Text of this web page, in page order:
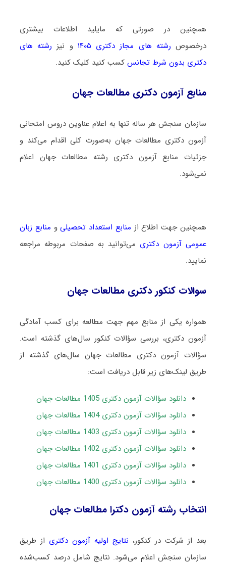
همچنین در صورتی که مایلید اطلاعات بیشتری
درخصوص رشته های مجاز دکتری ۱۴۰۵ و نیز رشته های
دکتری بدون شرط تجانس کسب کنید کلیک کنید.
منابع آزمون دکتری مطالعات جهان
سازمان سنجش هر ساله تنها به اعلام عناوین دروس امتحانی
آزمون دکتری مطالعات جهان به‌صورت کلی اقدام می‌کند و
جزئیات منابع آزمون دکتری رشته مطالعات جهان اعلام
نمی‌شود.
همچنین جهت اطلاع از منابع استعداد تحصیلیو منابع زبان
عمومی آزمون دکتری می‌توانید به صفحات مربوطه مراجعه
نمایید.
سوالات کنکور دکتری مطالعات جهان
همواره یکی از منابع مهم جهت مطالعه برای کسب آمادگی
آزمون دکتری، بررسی سؤالات کنکور سال‌های گذشته است.
سؤالات آزمون دکتری مطالعات جهان سال‌های گذشته از
طریق لینک‌های زیر قابل دریافت است:
دانلود سؤالات آزمون دکتری 1405 مطالعات جهان
دانلود سؤالات آزمون دکتری 1404 مطالعات جهان
دانلود سؤالات آزمون دکتری 1403 مطالعات جهان
دانلود سؤالات آزمون دکتری 1402 مطالعات جهان
دانلود سؤالات آزمون دکتری 1401 مطالعات جهان
دانلود سؤالات آزمون دکتری 1400 مطالعات جهان
انتخاب رشته آزمون دکترا مطالعات جهان
بعد از شرکت در کنکور، نتایج اولیه آزمون دکتری از طریق
سازمان سنجش اعلام می‌شود. نتایج شامل درصد کسب‌شده